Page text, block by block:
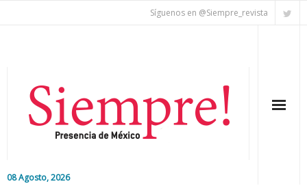
Síguenos en @Siempre_revista
08 Agosto, 2026